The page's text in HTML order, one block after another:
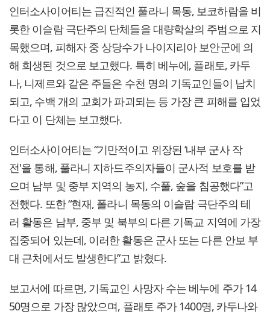
인터소사이어티는 급진적인 풀라니 목동, 보코하람을 비
롯한 이슬람 극단주의 단체들을 대량학살의 주범으로 지
목했으며, 피해자 중 상당수가 나이지리아 보안군에 의
해 희생된 것으로 보고했다. 특히 베누에, 플래토, 카두
나, 니제르와 같은 주들은 수천 명의 기독교인들이 납치
되고, 수백 개의 교회가 파괴되는 등 가장 큰 피해를 입었
다고 이 단체는 보고했다.
인터소사이어티는 “기만적이고 위장된 ‘내부 군사 작
전'을 통해, 풀라니 지하드주의자들이 군사적 보호를 받
으며 남부 및 중부 지역의 농지, 수풀, 숲을 침공했다”고
전했다. 또한 “현재, 폴라니 목동의 이슬람 극단주의 테
러 활동은 남부, 중부 및 북부의 다른 기독교 지역에 가장
집중되어 있는데, 이러한 활동은 군사 또는 다른 안보 부
대 근처에서도 발생한다”고 밝혔다.
보고서에 따르면, 기독교인 사망자 수는 베누에 주가 14
50명으로 가장 많았으며, 플래토 주가 1400명, 카두나와